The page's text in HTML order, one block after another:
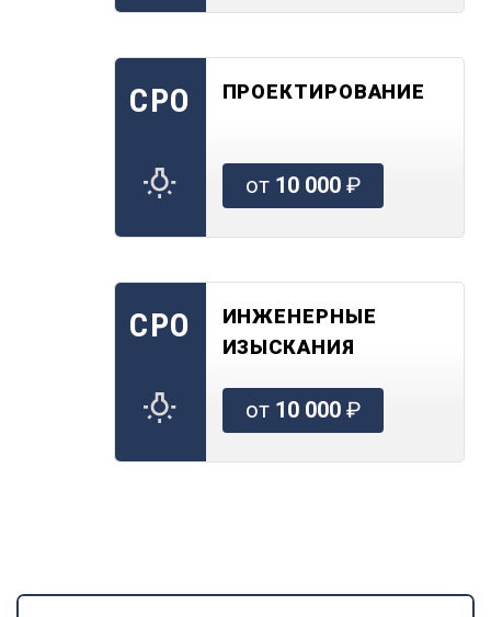
СРО ПРОЕКТИРОВАНИЕ
от 10 000₽
СРО
ИНЖЕНЕРНЫЕ
ИЗЫСКАНИЯ
от 10 000₽